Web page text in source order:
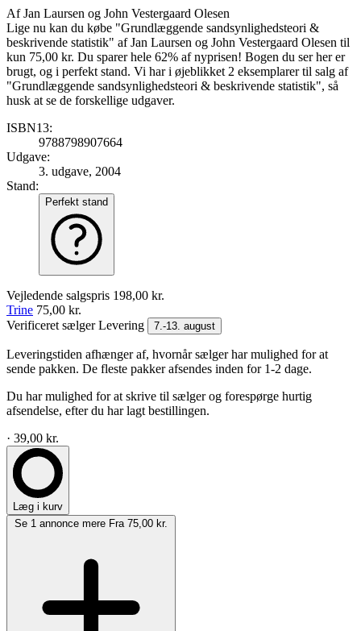
AfJan Laursen og John Vestergaard Olesen
Lige nu kan du købe "Grundlæggende sandsynlighedsteori &
beskrivende statistik" af Jan Laursen og John Vestergaard Olesen til
kun 75,00 kr. Du sparer hele 62% af nyprisen! Bogen du ser her er
brugt, og i perfekt stand. Vi har i øjeblikket 2 eksemplarer til salg af
"Grundlæggende sandsynlighedsteori & beskrivende statistik", så
husk at se de forskellige udgaver.
ISBN13:
9788798907664
Udgave:
3. udgave, 2004
Stand:
Perfekt stand
Vejledende salgspris 198,00 kr.
Trine 75,00 kr.
Verificeret sælgerLevering 7.-13. august
Leveringstiden afhænger af, hvornår sælger har mulighed for at
sende pakken. De fleste pakker afsendes inden for 1-2 dage.
Du har mulighed for at skrive til sælger og forespørge hurtig
afsendelse, efter du har lagt bestillingen.
· 39,00 kr.
Læg i kurv
Se 1 annonce mere Fra 75,00 kr.